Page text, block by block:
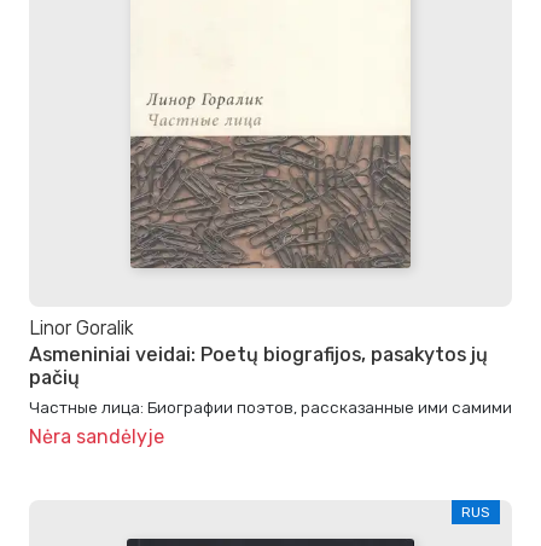
Linor Goralik
Asmeniniai veidai: Poetų biografijos, pasakytos jų
pačių
Частные лица: Биографии поэтов, рассказанные ими самими
Nėra sandėlyje
RUS